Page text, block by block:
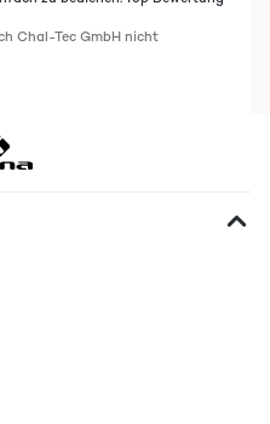
Chal-Tec GmbH nicht